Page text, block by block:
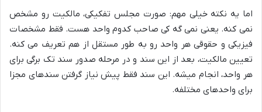
اما یه نکته خیلی مهم: صورت مجلس تفکیکی، مالکیت رو مشخص
نمی کنه. یعنی نمی گه کی صاحب کدوم واحد هست. فقط مشخصات
فیزیکی و حقوقی هر واحد رو به طور مستقل از هم تعریف می کنه.
تعیین مالکیت، بعد از این سند و در مرحله صدور سند تک برگی برای
هر واحد، انجام میشه. این سند فقط پیش نیاز گرفتن سندهای مجزا
برای واحدهای مختلفه.